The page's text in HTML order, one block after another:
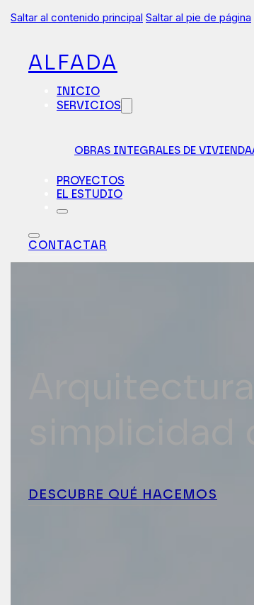
Saltar al contenido principal Saltar al pie de página
ALFADA
INICIO
SERVICIOS
OBRAS INTEGRALES DE VIVIENDA
PROYECTOS
EL ESTUDIO
CONTACTAR
DESCUBRE QUÉ HACEMOS